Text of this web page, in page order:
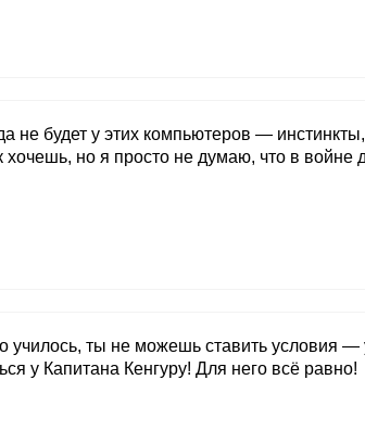
не будет у этих компьютеров —
но я просто не думаю, что в войне
училось, ты не можешь ставить условия —
у Капитана Кенгуру! Для него всё равно!